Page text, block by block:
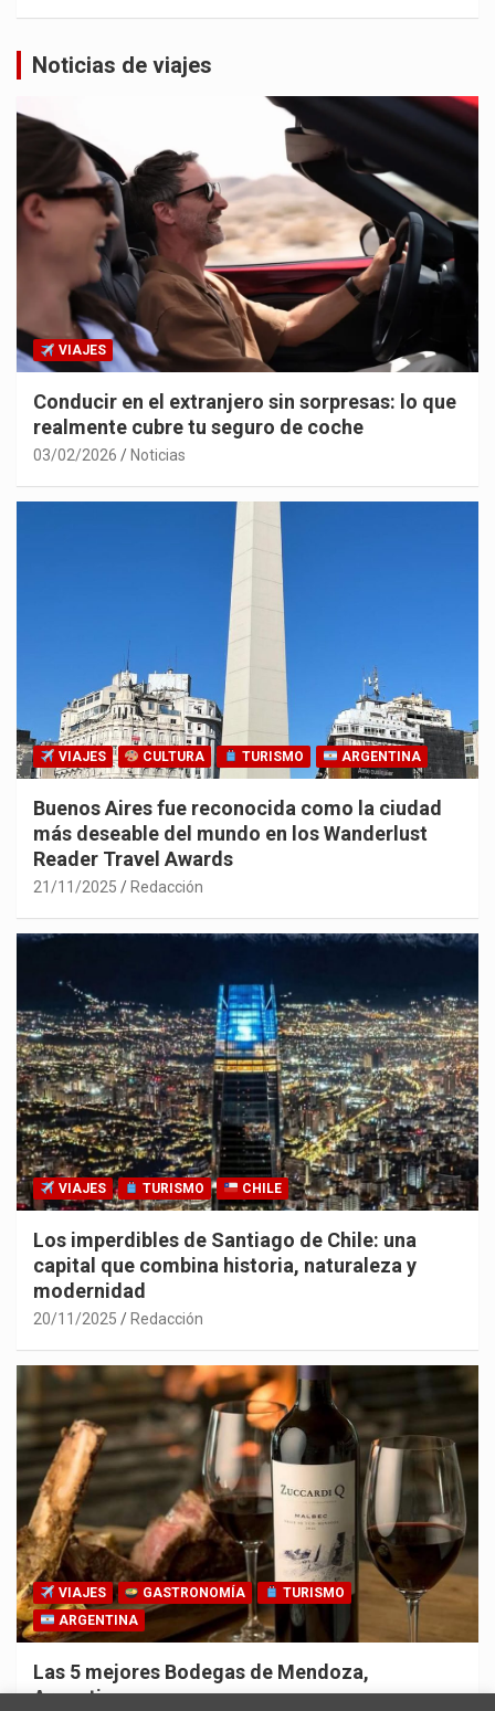
Noticias de viajes
VIAJES
Conducir en el extranjero sin sorpresas: lo que
realmente cubre tu seguro de coche
03/02/2026 Noticias
VIAJES CULTURA TURISMO ARGENTINA
Buenos Aires fue reconocida como la ciudad
más deseable del mundo en los Wanderlust
Reader Travel Awards
21/11/2025 Redacción
VIAJES TURISMO CHILE
Los imperdibles de Santiago de Chile: una
capital que combina historia, naturaleza y
modernidad
20/11/2025 Redacción
VIAJES GASTRONOMÍA
TURISMO
ARGENTINA
Las 5 mejores Bodegas de Mendoza,
Argentina